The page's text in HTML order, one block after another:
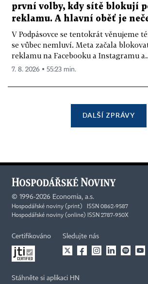
první volby, kdy sítě blokují
reklamu. A hlavní oběť je
V Podpásovce se tentokrát věnujeme
se vůbec nemluví. Meta začala
reklamu na Facebooku a Instagramu
7. 8. 2026 ▪ 55:23 min.
DALŠÍ ZPRÁVY
© 1996-2026 Economia, a.s.
Hospodářské noviny (print) ISSN 0862-9587
Hospodářské noviny (online) ISSN 2787-950X
Certifikováno Sledujte nás
Stáhněte si aplikaci HN